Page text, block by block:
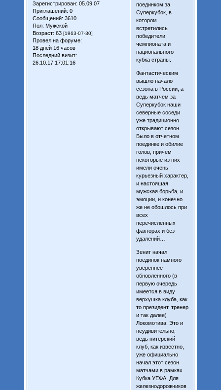
Зарегистрирован: 05.09.07
Приглашений: 0
Сообщений: 3610
Пол: Мужской
Возраст: 63 [1963-07-30]
Провел на форуме:
18 дней 16 часов
Последний визит:
26.10.17 17:01:16
поединком за
Суперкубок, в
котором
встретились
победители
чемпионата и
национального
кубка страны.
Фантастическим
вышло начало
сезона в России, а
ведь матчем за
Суперкубок наши
северные соседи
уже традиционно
открывают сезон.
Было в отчетном
поединке и обилие
голов, причем
некоторые из них
имели очень
курьезный характер,
и настоящая
мужская борьба, и
эмоции, и конечно
же не обошлось при
всех
перечисленных
факторах и без
удалений…
Зенит начал
поединок намного
увереннее
обновленного (в
первую очередь
имеется в виду
верхушка клуба, как
то президент, тренер
и так далее)
Локомотива. Это и
неудивительно,
ведь питерский
клуб, как известно,
уже официально
начал этот сезон
матчами в рамках
Кубка УЕФА. Для
железнодорожников